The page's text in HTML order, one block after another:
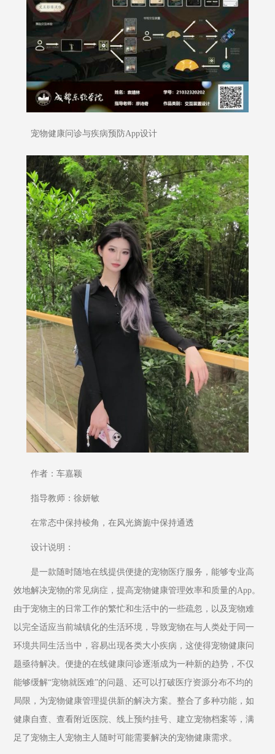
宠物健康问诊与疾病预防App设计
作者：车嘉颖
指导教师：徐妍敏
在常态中保持棱角，在风光旖旎中保持通透
设计说明：
是一款随时随地在线提供便捷的宠物医疗服务，能够专业高
效地解决宠物的常见病症，提高宠物健康管理效率和质量的App。
由于宠物主的日常工作的繁忙和生活中的一些疏忽，以及宠物难
以完全适应当前城镇化的生活环境，导致宠物在与人类处于同一
环境共同生活当中，容易出现各类大小疾病，这使得宠物健康问
题亟待解决。便捷的在线健康问诊逐渐成为一种新的趋势，不仅
能够缓解“宠物就医难”的问题、还可以打破医疗资源分布不均的
局限，为宠物健康管理提供新的解决方案。整合了多种功能，如
健康自查、查看附近医院、线上预约挂号、建立宠物档案等，满
足了宠物主人宠物主人随时可能需要解决的宠物健康需求。